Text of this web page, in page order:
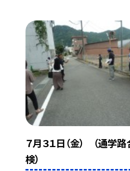
７月３１日（金） （通学
検）